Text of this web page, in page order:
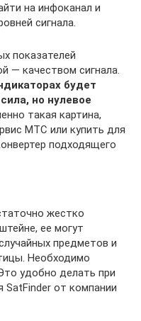
на инфоканал и
сигнала.
показателей
— качеством сигнала.
будет
но нулевое
такая картина,
МТС или купить для
подходящего
жестко
ее могут
предметов и
Необходимо
удобно делать при
от компании